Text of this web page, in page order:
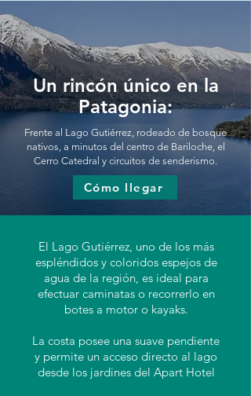
Un rincón único en la
Patagonia:
Frente al Lago Gutiérrez, rodeado de bosque
nativos, a minutos del centro de Bariloche, el
Cerro Catedral y circuitos de senderismo.
Cómo llegar
El Lago Gutiérrez, uno de los más
espléndidos y coloridos espejos de
agua de la región, es ideal para
efectuar caminatas o recorrerlo en
botes a motor o kayaks.
La costa posee una suave pendiente
y permite un acceso directo al lago
desde los jardines del Apart Hotel